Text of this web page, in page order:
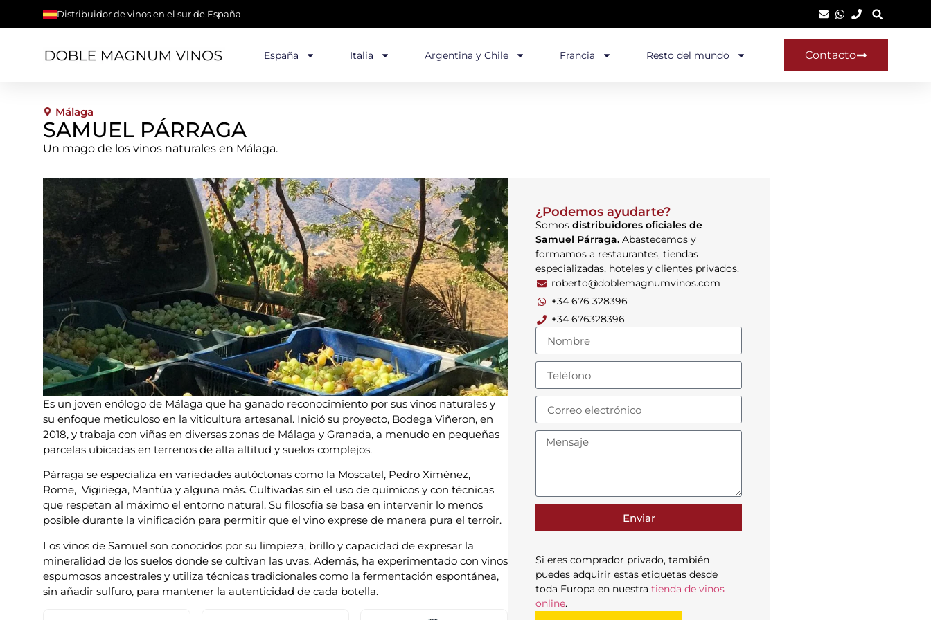
Distribuidor de vinos en el sur de España
España Italia Argentina y Chile Francia Resto del mundo Contacto
Málaga
SAMUEL PÁRRAGA
Un mago de los vinos naturales en Málaga.
Es un joven enólogo de Málaga que ha ganado reconocimiento por sus vinos naturales y
su enfoque meticuloso en la viticultura artesanal. Inició su proyecto, Bodega Viñeron, en
2018, y trabaja con viñas en diversas zonas de Málaga y Granada, a menudo en pequeñas
parcelas ubicadas en terrenos de alta altitud y suelos complejos.
Párraga se especializa en variedades autóctonas como la Moscatel, Pedro Ximénez,
Rome, Vigiriega, Mantúa y alguna más. Cultivadas sin el uso de químicos y con técnicas
que respetan al máximo el entorno natural. Su filosofía se basa en intervenir lo menos
posible durante la vinificación para permitir que el vino exprese de manera pura el terroir.
Los vinos de Samuel son conocidos por su limpieza, brillo y capacidad de expresar la
mineralidad de los suelos donde se cultivan las uvas. Además, ha experimentado con vinos
espumosos ancestrales y utiliza técnicas tradicionales como la fermentación espontánea,
sin añadir sulfuro, para mantener la autenticidad de cada botella.
¿Podemos ayudarte?
Somos distribuidores oficiales de
Samuel Párraga. Abastecemos y
formamos a restaurantes, tiendas
especializadas, hoteles y clientes privados.
roberto@doblemagnumvinos.com
+34 676 328396
+34 676328396
Enviar
Si eres comprador privado, también
puedes adquirir estas etiquetas desde
toda Europa en nuestra tienda de vinos
online.